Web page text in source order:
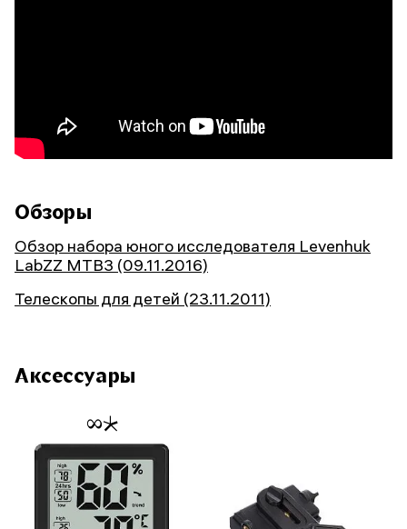
Обзоры
Обзор набора юного исследователя Levenhuk
LabZZ MTВ3 (09.11.2016)
Телескопы для детей (23.11.2011)
Аксессуары